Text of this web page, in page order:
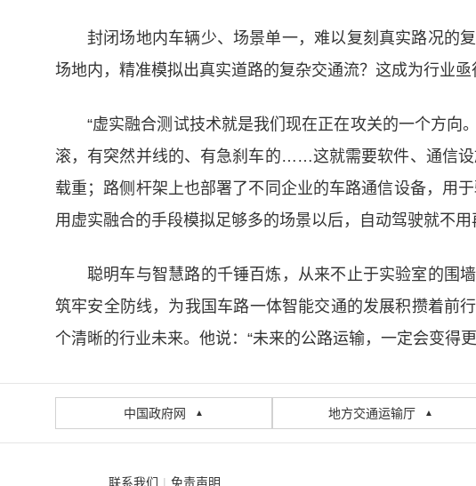
封闭场地内车辆少、场景单一，难以复刻真实路况的
场地内，精准模拟出真实道路的复杂交通流？这成为行业亟
“虚实融合测试技术就是我们现在正在攻关的一个方向
滚，有突然并线的、有急刹车的……这就需要软件、通信设
载重；路侧杆架上也部署了不同企业的车路通信设备，用
用虚实融合的手段模拟足够多的场景以后，自动驾驶就不
聪明车与智慧路的千锤百炼，从来不止于实验室的围
筑牢安全防线，为我国车路一体智能交通的发展积攒着前
个清晰的行业未来。他说：“未来的公路运输，一定会变得
中国政府网 ▲ 地方交通运输厅 ▲
联系我们 | 免责声明